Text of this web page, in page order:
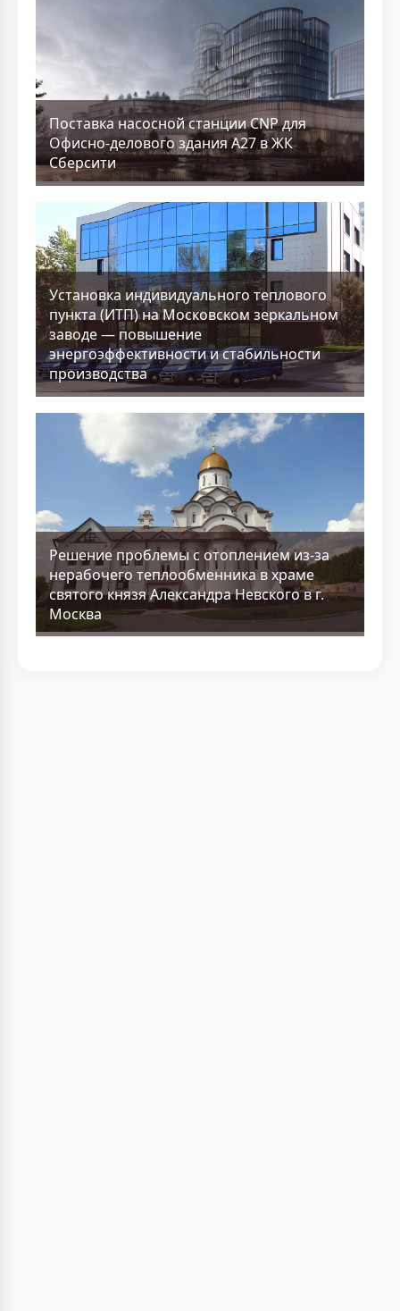
Поставка насосной станции CNP для
Офисно-делового здания А27 в ЖК
Сберсити
Установка индивидуального теплового
пункта (ИТП) на Московском зеркальном
заводе — повышение
энергоэффективности и стабильности
производства
Решение проблемы с отоплением из-за
нерабочего теплообменника в храме
святого князя Александра Невского в г.
Москва